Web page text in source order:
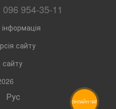
096 954-35-11
сайту
Рус ОНЛАЙН ЧАТ